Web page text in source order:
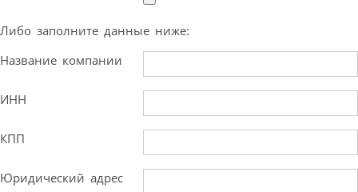
Либо заполните данные ниже:
Название компании
ИНН
КПП
Юридический адрес